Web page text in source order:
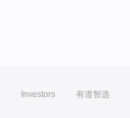
Investors 有道智选